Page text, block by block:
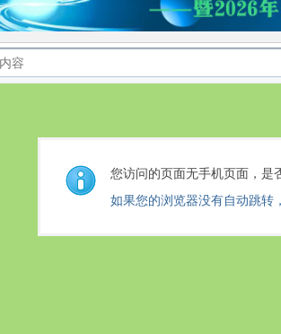
您访问的页面无手机页面，是
如果您的浏览器没有自动跳转